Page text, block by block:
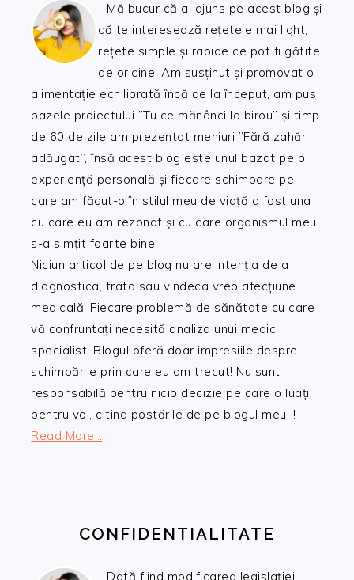
Mă bucur că ai ajuns pe acest blog și
că te interesează rețetele mai light,
rețete simple și rapide ce pot fi gătite
de oricine. Am susținut și promovat o
alimentație echilibrată încă de la început, am pus
bazele proiectului ”Tu ce mănânci la birou” și timp
de 60 de zile am prezentat meniuri ”Fără zahăr
adăugat”, însă acest blog este unul bazat pe o
experiență personală și fiecare schimbare pe
care am făcut-o în stilul meu de viață a fost una
cu care eu am rezonat și cu care organismul meu
s-a simțit foarte bine.
Niciun articol de pe blog nu are intenția de a
diagnostica, trata sau vindeca vreo afecțiune
medicală. Fiecare problemă de sănătate cu care
vă confruntați necesită analiza unui medic
specialist. Blogul oferă doar impresiile despre
schimbările prin care eu am trecut! Nu sunt
responsabilă pentru nicio decizie pe care o luați
pentru voi, citind postările de pe blogul meu! !
Read More…
CONFIDENTIALITATE
Dată fiind modificarea legislației